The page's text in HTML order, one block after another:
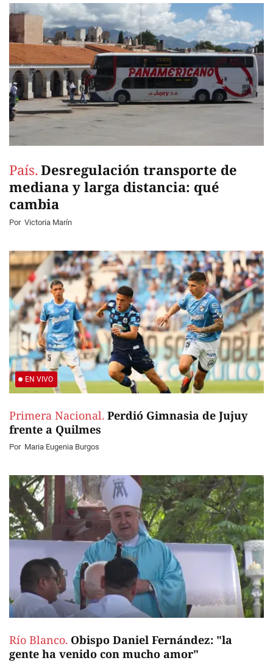
País. Desregulación transporte de
mediana y larga distancia: qué
cambia
Por Victoria Marín
EN VIVO
Primera Nacional. Perdió Gimnasia de Jujuy
frente a Quilmes
Por Maria Eugenia Burgos
Río Blanco. Obispo Daniel Fernández: "la
gente ha venido con mucho amor"